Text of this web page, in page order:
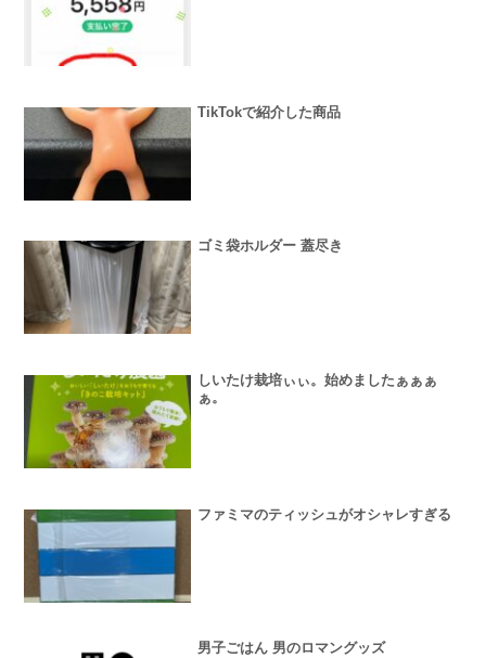
TikTokで紹介した商品
ゴミ袋ホルダー 蓋尽き
しいたけ栽培ぃぃ。始めましたぁぁぁ
ぁ。
ファミマのティッシュがオシャレすぎる
男子ごはん 男のロマングッズ